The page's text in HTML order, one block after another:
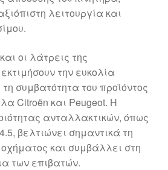
λειτουργία και
οι λάτρεις της
την ευκολία
συμβατότητα του προϊόντος
Citroën και Peugeot. Η
ανταλλακτικών, όπως
βελτιώνει σημαντικά τη
και συμβάλλει στη
των επιβατών.